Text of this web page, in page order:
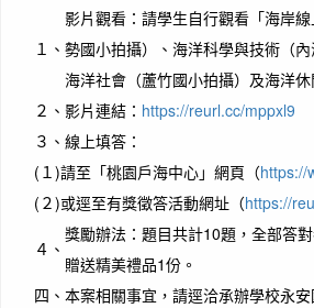
１、
影片觀看：請學生自行觀看「海岸
勢國小拍攝）、海洋科學與技術（
海洋社會（蘆竹國小拍攝）及海洋
２、 影片連結： https://reurl.cc/mppxl9
３、 線上填答：
(１)請至「桃園戶海中心」網頁（https://
(２)或逕至有獎徵答活動網址（https://
４、
獎勵辦法：題目共計10題，全部答
贈送精美禮品1份。
四、 本案相關事宜，請逕洽承辦學校永